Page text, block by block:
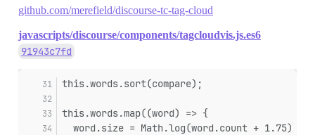
github.com/merefield/discourse-tc-tag-cloud
javascripts/discourse/components/tagcloudvis.js.es6
91943c7fd
this.words.sort(compare);
this.words.map((word) => {
word.size = Math.log(word.count + 1.75) *